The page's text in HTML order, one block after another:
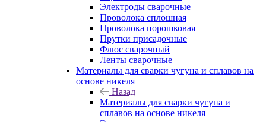
Электроды сварочные
Проволока сплошная
Проволока порошковая
Прутки присадочные
Флюс сварочный
Ленты сварочные
Материалы для сварки чугуна и сплавов на
основе никеля
Назад
Материалы для сварки чугуна и
сплавов на основе никеля